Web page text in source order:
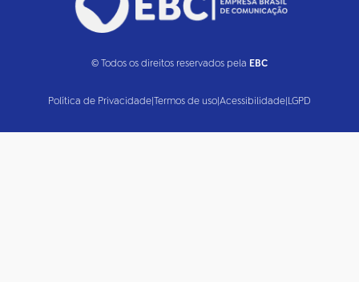
© Todos os direitos reservados pela EBC
Política de Privacidade|Termos de uso|Acessibilidade|LGPD